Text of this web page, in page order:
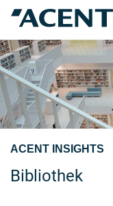
ACENT INSIGHTS
Bibliothek